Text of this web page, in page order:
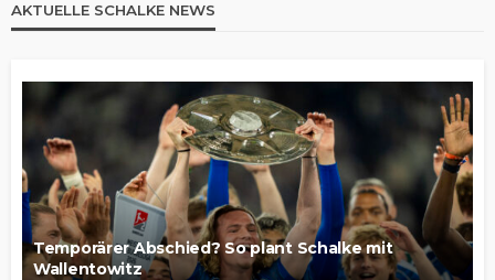
AKTUELLE SCHALKE NEWS
Temporärer Abschied? So plant Schalke mit
Wallentowitz